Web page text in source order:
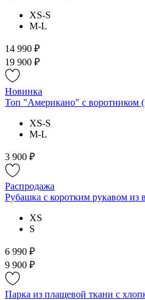
XS-S
M-L
14 990 ₽
19 900 ₽
Новинка
Топ "Американо" с воротником
XS-S
M-L
3 900 ₽
Распродажа
Рубашка с коротким рукавом
XS
S
6 990 ₽
9 900 ₽
Парка из плащевой ткани с